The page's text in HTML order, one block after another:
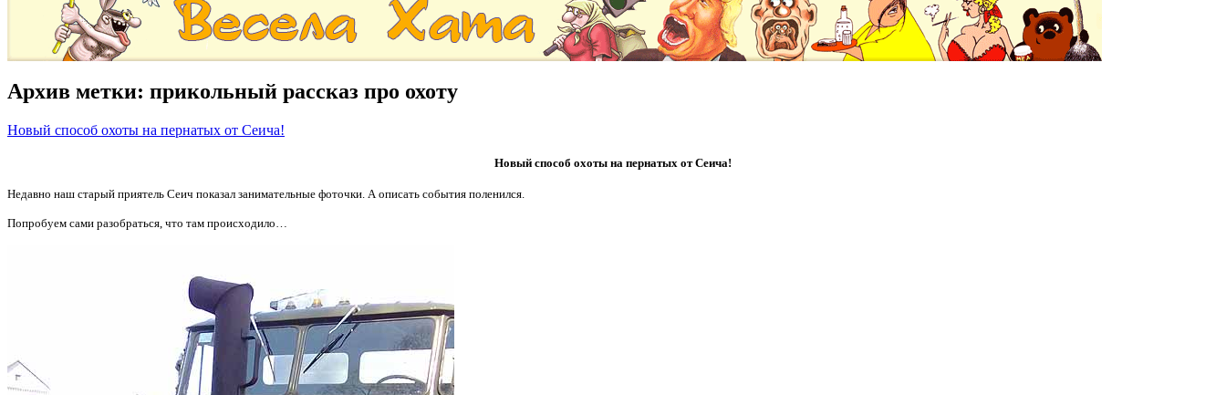
Архив метки: прикольный рассказ про охоту
Новый способ охоты на пернатых от Сеича!
Новый способ охоты на пернатых от Сеича!
Недавно наш старый приятель Сеич показал занимательные фоточки. А описать события поленился.
Попробуем сами разобраться, что там происходило…